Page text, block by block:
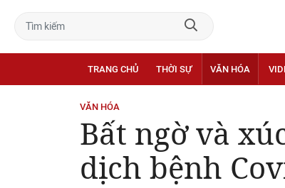
TRANG CHỦ THỜI SỰ VĂN HÓA
VĂN HÓA
Bất ngờ và
dịch bệnh